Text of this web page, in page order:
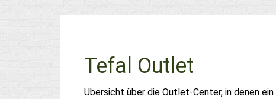
Tefal Outlet
Übersicht über die Outlet-Center, in denen ein